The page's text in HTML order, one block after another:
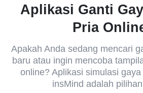
Aplikasi Ganti
Pria
Apakah Anda sedang mencari
baru atau ingin mencoba
online? Aplikasi simulasi
insMind adalah